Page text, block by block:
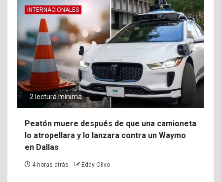
INTERNACIONALES
2 lectura mínima
Peatón muere después de que una camioneta
lo atropellara y lo lanzara contra un Waymo
en Dallas
4 horas atrás Eddy Olivo